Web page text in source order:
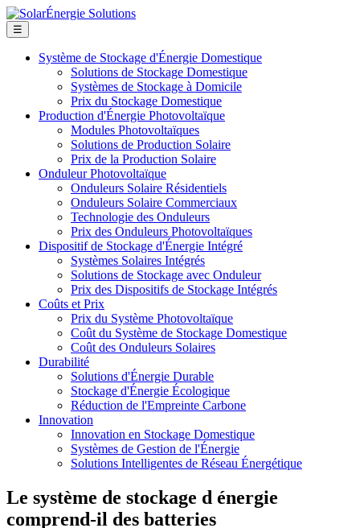
☰
Système de Stockage d'Énergie Domestique
Solutions de Stockage Domestique
Systèmes de Stockage à Domicile
Prix du Stockage Domestique
Production d'Énergie Photovoltaïque
Modules Photovoltaïques
Solutions de Production Solaire
Prix de la Production Solaire
Onduleur Photovoltaïque
Onduleurs Solaire Résidentiels
Onduleurs Solaire Commerciaux
Technologie des Onduleurs
Prix des Onduleurs Photovoltaïques
Dispositif de Stockage d'Énergie Intégré
Systèmes Solaires Intégrés
Solutions de Stockage avec Onduleur
Prix des Dispositifs de Stockage Intégrés
Coûts et Prix
Prix du Système Photovoltaïque
Coût du Système de Stockage Domestique
Coût des Onduleurs Solaires
Durabilité
Solutions d'Énergie Durable
Stockage d'Énergie Écologique
Réduction de l'Empreinte Carbone
Innovation
Innovation en Stockage Domestique
Systèmes de Gestion de l'Énergie
Solutions Intelligentes de Réseau Énergétique
Le système de stockage d énergie
comprend-il des batteries